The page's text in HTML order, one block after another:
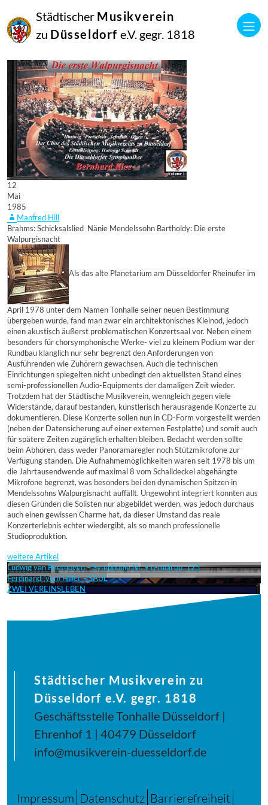
Städtischer Musikverein
zu Düsseldorf e.V. gegr. 1818
12
Mai
1985
Manfred Hill
Brahms: Schicksalslied  Nänie Mendelssohn Bartholdy: Die erste
Walpurgisnacht
Als das alte Planetarium am Düsseldorfer Rheinufer im
April 1978 unter dem Namen Tonhalle seiner neuen Bestimmung
übergeben wurde, fand man zwar ein architektonisches Kleinod, jedoch
einen akustisch äußerst problematischen Konzertsaal vor. Neben einem
besonders für chorsymphonische Werke- viel zu kleinem Podium war der
Rundbau klanglich nur sehr begrenzt den Anforderungen von
Ausführenden wie Zuhörern gewachsen. Auch die technischen
Einrichtungen spiegelten nicht unbedingt den aktuellsten Stand eines
semi-professionellen Audio-Equipments der damaligen Zeit wieder.
Trotzdem hat der Städtische Musikverein, wenngleich gegen viele
Widerstände, darauf bestanden, künstlerisch herausragende Konzerte zu
dokumentieren. Diese Konzerte sollen nun in CD-Form vorgestellt werden
(neben der Datensicherung auf einer externen Festplatte) und somit auch
für spätere Zeiten zugänglich erhalten bleiben. Bedacht werden sollte
beim Abhören, dass weder Panoramaregler noch Stützmikrofone zur
Verfügung standen. Die Aufnahmemöglichkeiten waren seit 1978 bis um
die Jahrtausendwende auf maximal 8 vom Schalldeckel abgehängte
Mikrofone begrenzt, was besonders bei den dynamischen Spitzen in
Mendelssohns Walpurgisnacht auffällt. Ungewohnt integriert konnten aus
diesen Gründen die Solisten nur abgebildet werden, was jedoch durchaus
auch einen gewissen Charme hat, da dieser Umstand das reale
Konzerterlebnis echter wiedergibt, als so manch professionelle
Studioproduktion.
weitere Artikel
Ludwig van Beethoven – Symphonie Nr. 9 d-moll op. 125
Ferdinand (von) Hiller – SAUL
ZWEI VEREINSLEBEN
Städtischer Musikverein zu
Düsseldorf e.V. gegr. 1818
Geschäftsstelle Tonhalle Düsseldorf |
Ehrenhof 1 | 40479 Düsseldorf
info@musikverein-duesseldorf.de
Impressum Datenschutz Barrierefreiheit